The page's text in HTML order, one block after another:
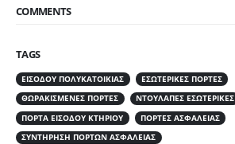
COMMENTS
TAGS
ΕΙΣΌΔΟΥ ΠΟΛΥΚΑΤΟΙΚΊΑΣ
ΕΣΩΤΕΡΙΚΈΣ ΠΌΡΤΕΣ
ΘΩΡΑΚΙΣΜΈΝΕΣ ΠΌΡΤΕΣ
ΝΤΟΥΛΆΠΕΣ ΕΣΩΤΕΡΙΚΈΣ
ΠΌΡΤΑ ΕΙΣΌΔΟΥ ΚΤΗΡΊΟΥ
ΠΌΡΤΕΣ ΑΣΦΑΛΕΊΑΣ
ΣΥΝΤΉΡΗΣΗ ΠΟΡΤΏΝ ΑΣΦΑΛΕΊΑΣ